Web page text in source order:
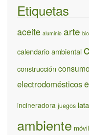
Etiquetas
aceite aluminio arte
calendario ambiental
construcción consumo
electrodomésticos
incineradora juegos
ambiente móvil